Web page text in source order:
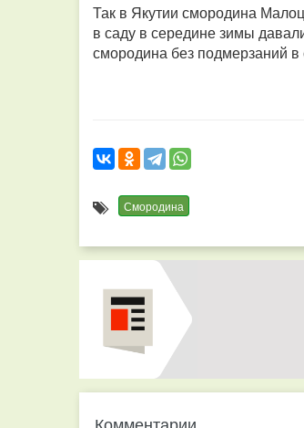
Так в Якутии смородина
в саду в середине зимы
смородина без подмерзаний
Смородина